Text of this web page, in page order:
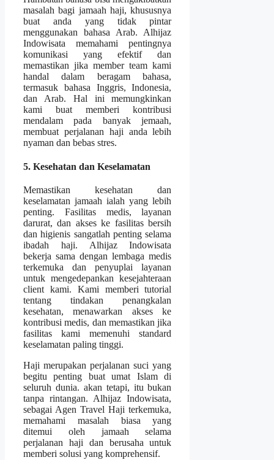
masalah bagi jamaah haji, khususnya
buat anda yang tidak pintar
menggunakan bahasa Arab. Alhijaz
Indowisata memahami pentingnya
komunikasi yang efektif dan
memastikan jika member team kami
handal dalam beragam bahasa,
termasuk bahasa Inggris, Indonesia,
dan Arab. Hal ini memungkinkan
kami buat memberi kontribusi
mendalam pada banyak jemaah,
membuat perjalanan haji anda lebih
nyaman dan bebas stres.
5. Kesehatan dan Keselamatan
Memastikan kesehatan dan
keselamatan jamaah ialah yang lebih
penting. Fasilitas medis, layanan
darurat, dan akses ke fasilitas bersih
dan higienis sangatlah penting selama
ibadah haji. Alhijaz Indowisata
bekerja sama dengan lembaga medis
terkemuka dan penyuplai layanan
untuk mengedepankan kesejahteraan
client kami. Kami memberi tutorial
tentang tindakan penangkalan
kesehatan, menawarkan akses ke
kontribusi medis, dan memastikan jika
fasilitas kami memenuhi standard
keselamatan paling tinggi.
Haji merupakan perjalanan suci yang
begitu penting buat umat Islam di
seluruh dunia. akan tetapi, itu bukan
tanpa rintangan. Alhijaz Indowisata,
sebagai Agen Travel Haji terkemuka,
memahami masalah biasa yang
ditemui oleh jamaah selama
perjalanan haji dan berusaha untuk
memberi solusi yang komprehensif.